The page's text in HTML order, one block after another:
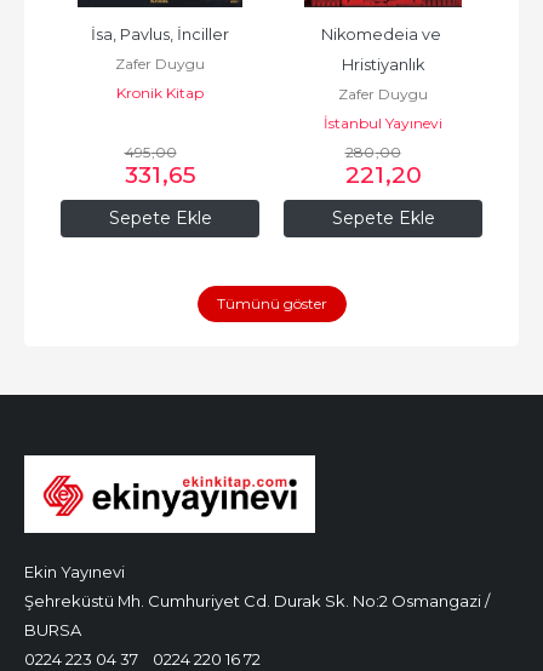
Sepete Ekle
İsa, Pavlus, İnciller
Zafer Duygu
Kronik Kitap
495,00
331,65
Sepete Ekle
Nikomedeia ve
Hristiyanlık
Zafer Duygu
İstanbul Yayınevi
280,00
221,20
Tümünü göster
Ekin Yayınevi
Şehreküstü Mh. Cumhuriyet Cd. Durak Sk. No:2 Osmangazi /
BURSA
0224 223 04 37
0224 220 16 72